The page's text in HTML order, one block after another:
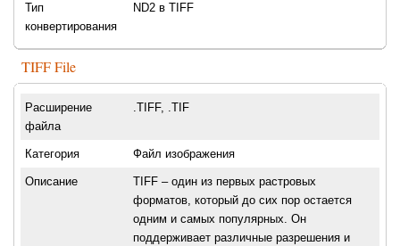
Тип
конвертирования
ND2 в TIFF
TIFF File
Расширение
файла
.TIFF, .TIF
Категория Файл изображения
Описание
TIFF – один из первых растровых
форматов, который до сих пор остается
одним и самых популярных. Он
поддерживает различные разрешения и